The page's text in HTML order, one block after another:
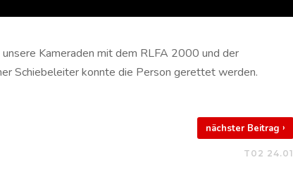
Kameraden mit dem RLFA 2000 und der
Schiebeleiter konnte die Person gerettet werden.
nächster Beitrag›
T02 24.01